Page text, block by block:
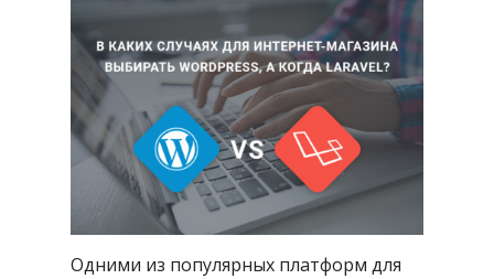
Одними из популярных платформ для